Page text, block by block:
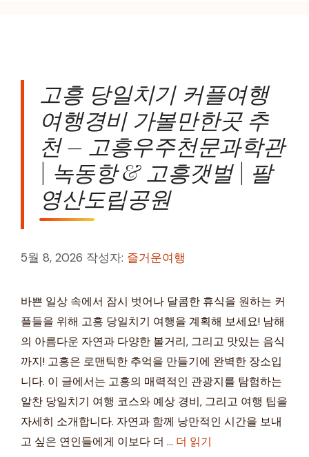
고흥 당일치기 커플여행
여행경비 가볼만한곳 추
천 – 고흥우주천문과학관
| 녹동항 & 고흥갯벌 | 팔
영산도립공원
5월 8, 2026 작성자: 즐거운여행
바쁜 일상 속에서 잠시 벗어나 달콤한 휴식을 원하는 커
플들을 위해 고흥 당일치기 여행을 계획해 보세요! 남해
의 아름다운 자연과 다양한 볼거리, 그리고 맛있는 음식
까지! 고흥은 로맨틱한 추억을 만들기에 완벽한 장소입
니다. 이 글에서는 고흥의 매력적인 관광지를 탐험하는
알찬 당일치기 여행 코스와 예상 경비, 그리고 여행 팁을
자세히 소개합니다. 자연과 함께 낭만적인 시간을 보내
고 싶은 연인들에게 이보다 더 … 더 읽기